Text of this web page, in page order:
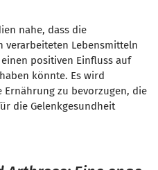
nahe, dass die
verarbeiteten Lebensmitteln
positiven Einfluss auf
könnte. Es wird
Ernährung zu bevorzugen, die
die Gelenkgesundheit